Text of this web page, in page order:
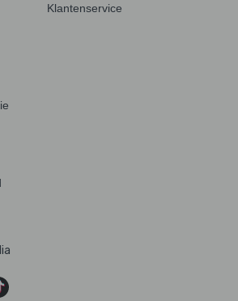
Klantenservice